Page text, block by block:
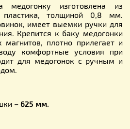
изготовлена из
пластика, толщиной 0,8 мм.
имеет выемки ручки для
Крепится к баку медогонки
магнитов, плотно прилегает и
комфортные условия при
для медогонок с ручным и
– 625 мм.